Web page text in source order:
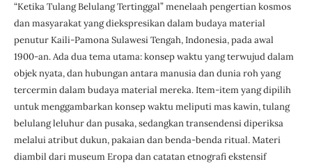
“Ketika Tulang Belulang Tertinggal” menelaah pengertian kosmos
dan masyarakat yang diekspresikan dalam budaya material
penutur Kaili-Pamona Sulawesi Tengah, Indonesia, pada awal
1900-an. Ada dua tema utama: konsep waktu yang terwujud dalam
objek nyata, dan hubungan antara manusia dan dunia roh yang
tercermin dalam budaya material mereka. Item-item yang dipilih
untuk menggambarkan konsep waktu meliputi mas kawin, tulang
belulang leluhur dan pusaka, sedangkan transendensi diperiksa
melalui atribut dukun, pakaian dan benda-benda ritual. Materi
diambil dari museum Eropa dan catatan etnografi ekstensif